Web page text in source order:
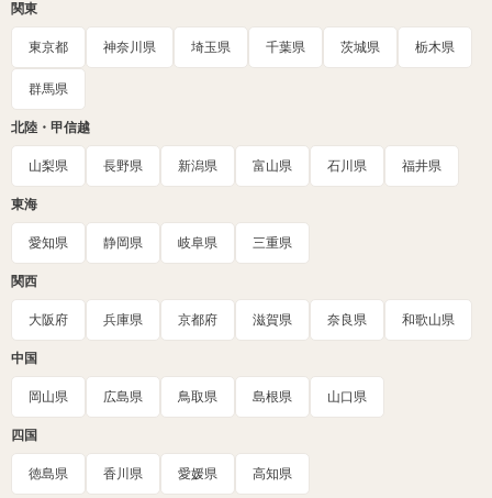
関東
東京都 神奈川県 埼玉県 千葉県 茨城県 栃木県
群馬県
北陸・甲信越
山梨県 長野県 新潟県 富山県 石川県 福井県
東海
愛知県 静岡県 岐阜県 三重県
関西
大阪府 兵庫県 京都府 滋賀県 奈良県 和歌山県
中国
岡山県 広島県 鳥取県 島根県 山口県
四国
徳島県 香川県 愛媛県 高知県